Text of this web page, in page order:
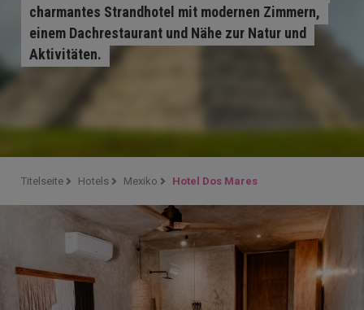
charmantes Strandhotel mit modernen Zimmern,
einem Dachrestaurant und Nähe zur Natur und
Aktivitäten.
Titelseite Hotels Mexiko Hotel Dos Mares